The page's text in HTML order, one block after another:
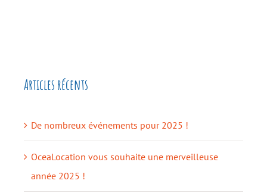
Articles récents
De nombreux événements pour 2025 !
OceaLocation vous souhaite une merveilleuse
année 2025 !